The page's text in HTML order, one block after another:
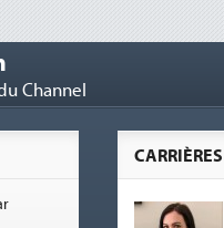
Channel
CARRIÈRES